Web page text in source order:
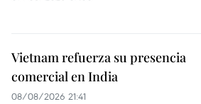
Vietnam refuerza su presencia
comercial en India
08/08/2026 21:41